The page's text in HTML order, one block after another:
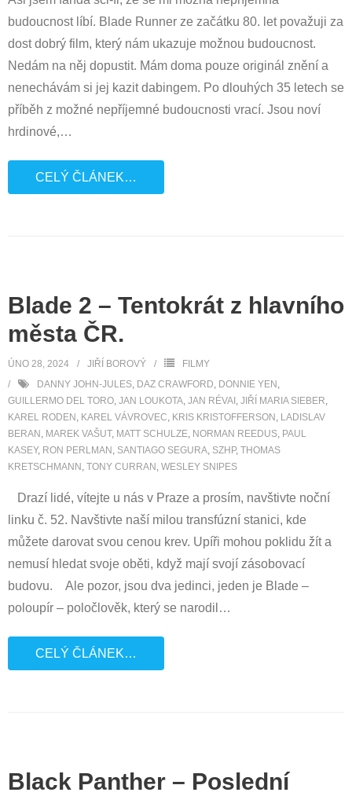
budoucnost líbí. Blade Runner ze začátku 80. let považuji za
dost dobrý film, který nám ukazuje možnou budoucnost.
Nedám na něj dopustit. Mám doma pouze originál znění a
nenechávám si jej kazit dabingem. Po dlouhých 35 letech se
příběh z možné nepříjemné budoucnosti vrací. Jsou noví
hrdinové,…
CELÝ ČLÁNEK…
Blade 2 – Tentokrát z hlavního
města ČR.
ÚNO 28, 2024 JIŘÍ BOROVÝ
FILMY
DANNY JOHN-JULES, DAZ CRAWFORD, DONNIE YEN ,
GUILLERMO DEL TORO, JAN LOUKOTA, JAN RÉVAI , JIŘÍ MARIA SIEBER,
KAREL RODEN , KAREL VÁVROVEC, KRIS KRISTOFFERSON , LADISLAV
BERAN , MAREK VAŠUT, MATT SCHULZE, NORMAN REEDUS, PAUL
KASEY, RON PERLMAN , SANTIAGO SEGURA, SZHP, THOMAS
KRETSCHMANN , TONY CURRAN , WESLEY SNIPES
Drazí lidé, vítejte u nás v Praze a prosím, navštivte noční
linku č. 52. Navštivte naší milou transfúzní stanici, kde
můžete darovat svou cenou krev. Upíři mohou poklidu žít a
nemusí hledat svoje oběti, když mají svojí zásobovací
budovu. Ale pozor, jsou dva jedinci, jeden je Blade –
poloupír – poločlověk, který se narodil …
CELÝ ČLÁNEK…
Black Panther – Poslední